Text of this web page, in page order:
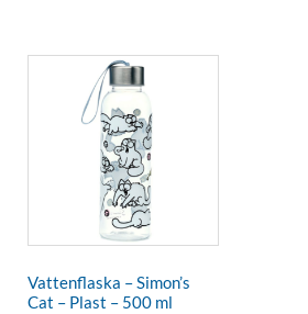
Vattenflaska – Simon’s
Cat – Plast – 500 ml